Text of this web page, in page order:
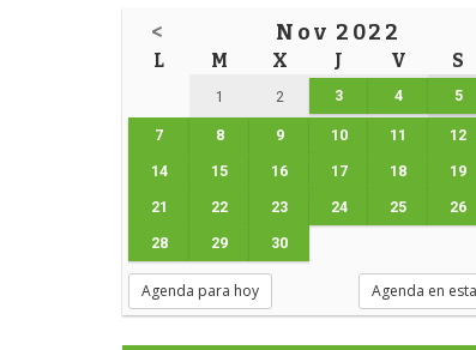
< Nov 2022
L M X J V S
1 2 3 4 5
7 8 9 10 11 12
14 15 16 17 18 19
21 22 23 24 25 26
28 29 30
Agenda para hoy Agenda en